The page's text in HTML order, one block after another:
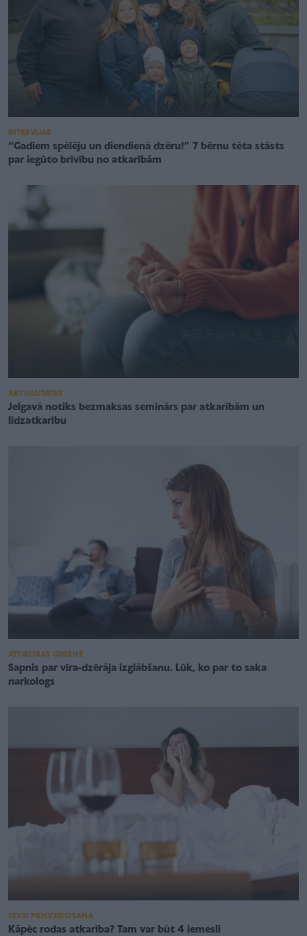
INTERVIJAS
“Gadiem spēlēju un diendienā dzēru!” 7 bērnu tēta stāsts
par iegūto brīvību no atkarībām
AKTUALITĀTES
Jelgavā notiks bezmaksas seminārs par atkarībām un
līdzatkarību
ATTIECĪBAS ĢIMENĒ
Sapnis par vīra-dzērāja izglābšanu. Lūk, ko par to saka
narkologs
SEVIS PILNVEIDOŠANA
Kāpēc rodas atkarība? Tam var būt 4 iemesli